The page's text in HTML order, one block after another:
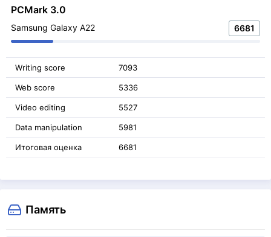
PCMark 3.0
Samsung Galaxy A22 6681
Writing score 7093
Web score 5336
Video editing 5527
Data manipulation 5981
Итоговая оценка 6681
Память